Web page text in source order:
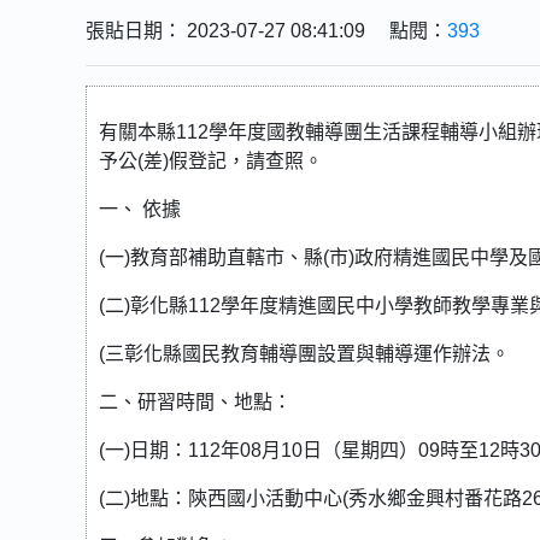
張貼日期： 2023-07-27 08:41:09 點閱： 393
有關本縣112學年度國教輔導團生活課程輔導小組
予公(差)假登記，請查照。
一、 依據
(一)教育部補助直轄市、縣(市)政府精進國民中學
(二)彰化縣112學年度精進國民中小學教師教學專業
(三彰化縣國民教育輔導團設置與輔導運作辦法。
二、研習時間、地點：
(一)日期：112年08月10日（星期四）09時至12時
(二)地點：陝西國小活動中心(秀水鄉金興村番花路